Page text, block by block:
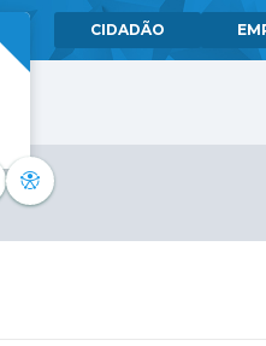
CIDADÃO